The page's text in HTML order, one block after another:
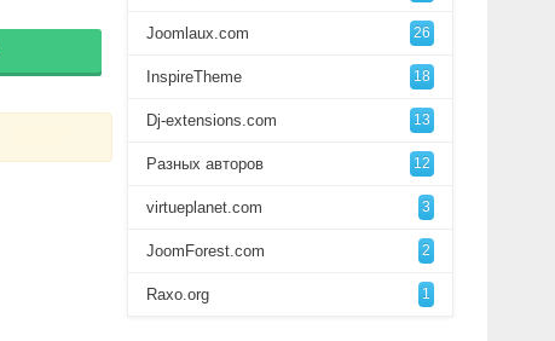
Joomlaux.com 26
InspireTheme 18
Dj-extensions.com 13
Разных авторов 12
virtueplanet.com 3
JoomForest.com 2
Raxo.org 1